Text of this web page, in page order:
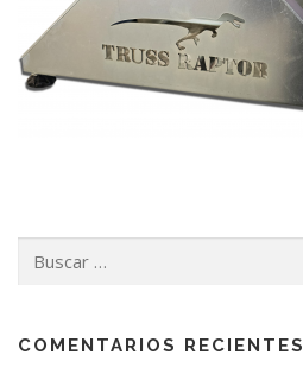
COMENTARIOS RECIENTES